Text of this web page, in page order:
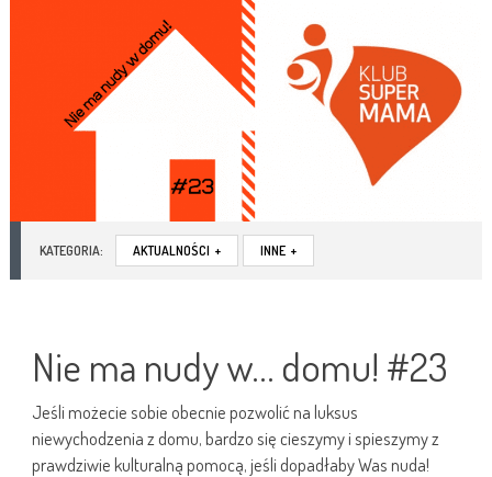
KATEGORIA: AKTUALNOŚCI + INNE +
Nie ma nudy w… domu! #23
Jeśli możecie sobie obecnie pozwolić na luksus
niewychodzenia z domu, bardzo się cieszymy i spieszymy z
prawdziwie kulturalną pomocą, jeśli dopadłaby Was nuda!